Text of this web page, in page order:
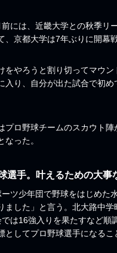
には、近畿大学との秋季リ
、京都大学は7年ぶりに開幕
をやろうと割り切ってマウ
入り、自分が出た試合で初
プロ野球チームのスカウト
った。
選手。叶えるための大事
ツ少年団で野球をはじめた
ました」と言う。北大路中
は16強入りを果たすなど順
としてプロ野球選手になる